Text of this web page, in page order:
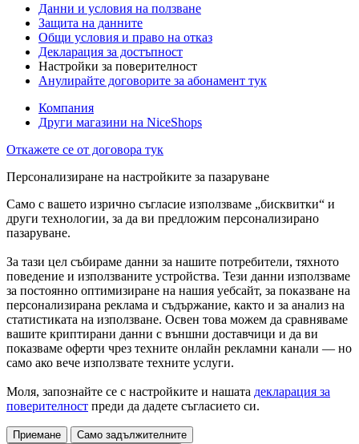
Данни и условия на ползване
Защита на данните
Общи условия и право на отказ
Декларация за достъпност
Настройки за поверителност
Анулирайте договорите за абонамент тук
Компания
Други магазини на NiceShops
Откажете се от договора тук
Персонализиране на настройките за пазаруване
Само с вашето изрично съгласие използваме „бисквитки“ и
други технологии, за да ви предложим персонализирано
пазаруване.
За тази цел събираме данни за нашите потребители, тяхното
поведение и използваните устройства. Тези данни използваме
за постоянно оптимизиране на нашия уебсайт, за показване на
персонализирана реклама и съдържание, както и за анализ на
статистиката на използване. Освен това можем да сравняваме
вашите криптирани данни с външни доставчици и да ви
показваме оферти чрез техните онлайн рекламни канали — но
само ако вече използвате техните услуги.
Моля, запознайте се с настройките и нашата декларация за
поверителност преди да дадете съгласието си.
Приемане
Само задължителните